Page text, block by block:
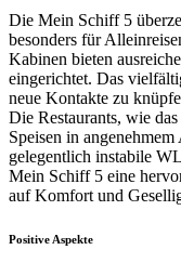
Die Mein Schiff 5
besonders für
Kabinen bieten
eingerichtet. Das
neue Kontakte zu
Die Restaurants, wie
Speisen in
gelegentlich instabile
Mein Schiff 5 eine
auf Komfort und
Positive Aspekte